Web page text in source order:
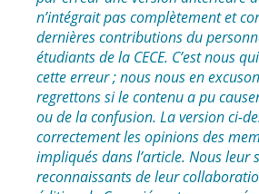
n’intégrait pas complètement et
dernières contributions du
étudiants de la CECE. C’est nous
cette erreur ; nous nous en
regrettons si le contenu a pu
ou de la confusion. La version ci-
correctement les opinions des
impliqués dans l’article. Nous leur
reconnaissants de leur